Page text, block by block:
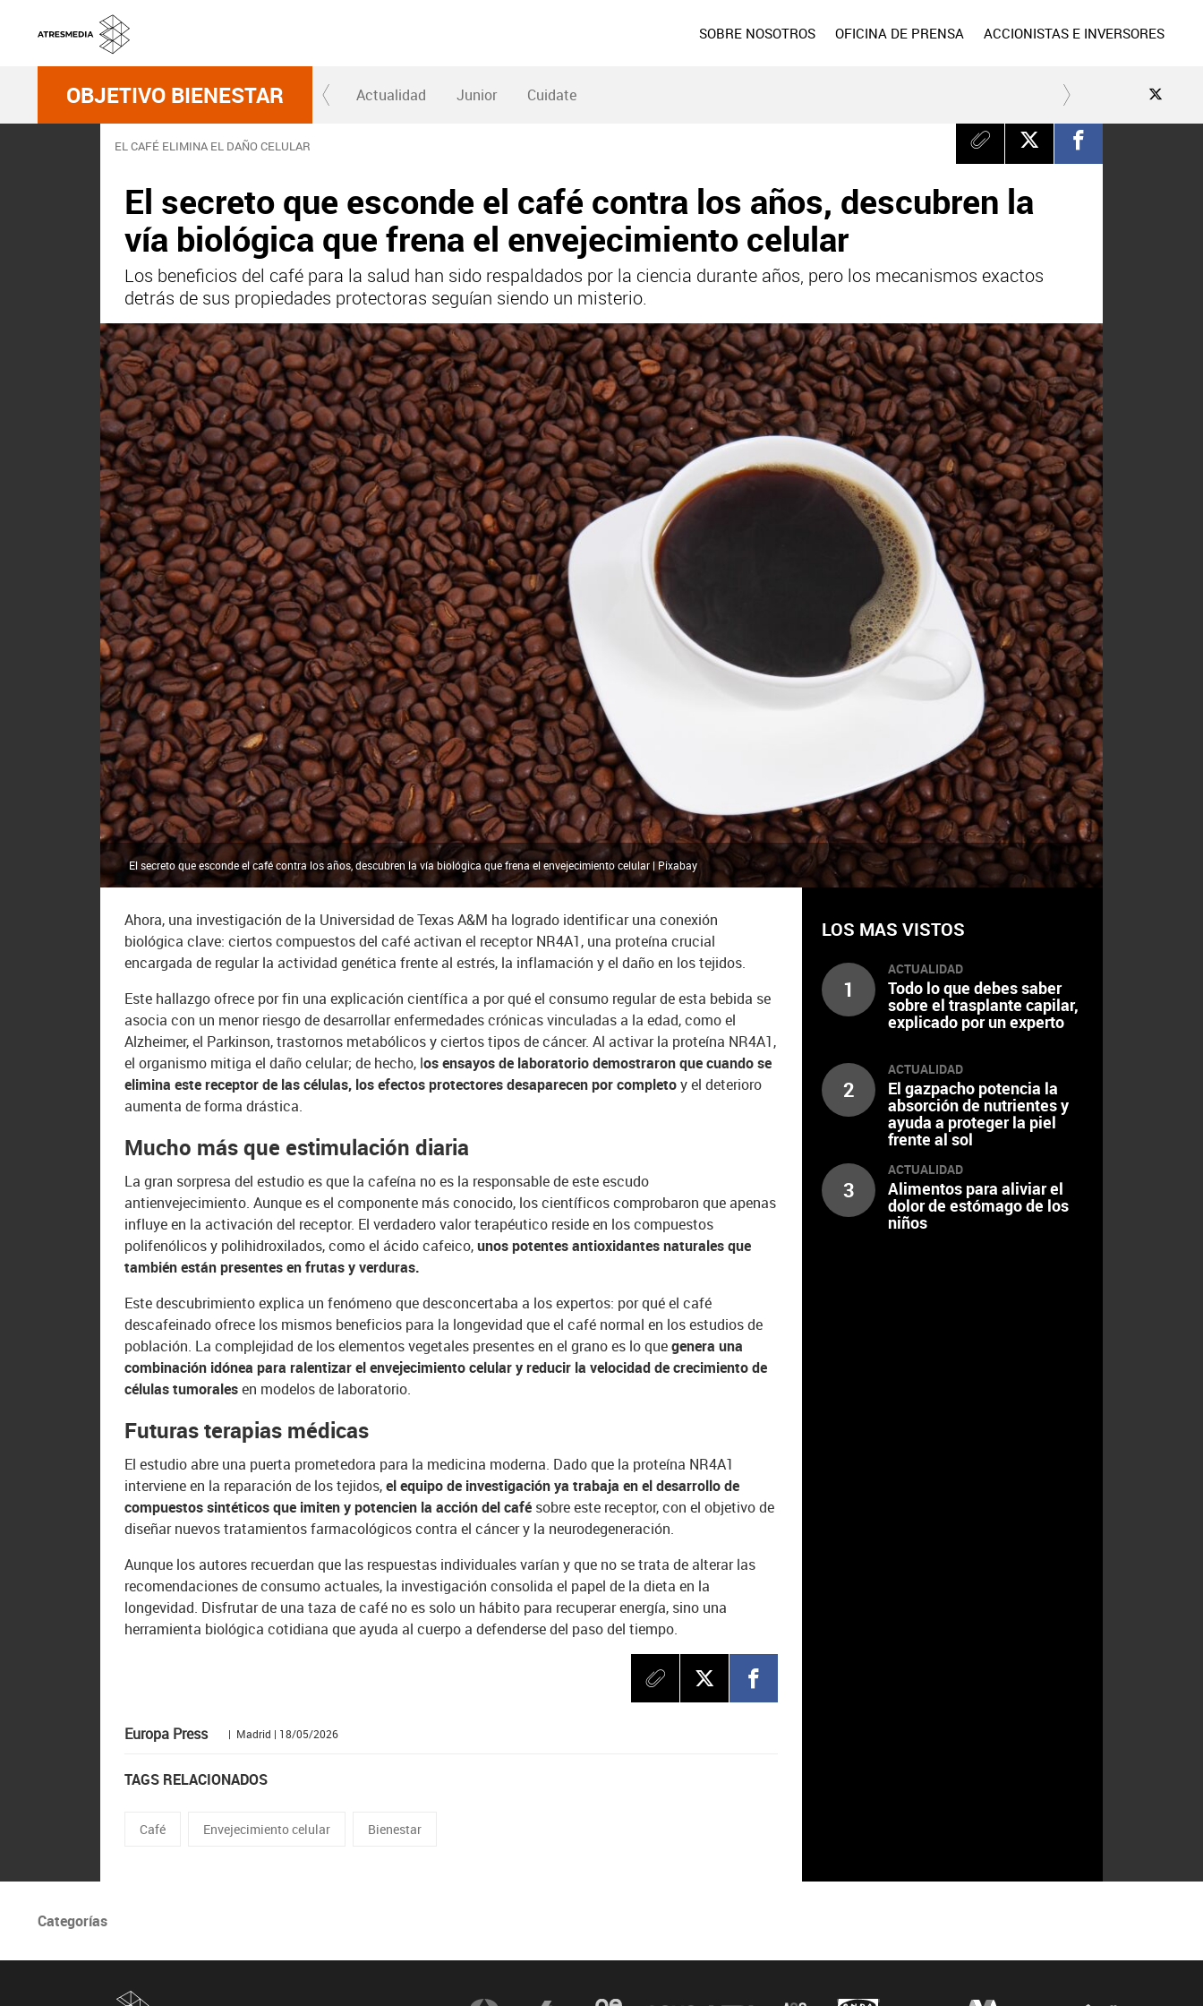
SOBRE NOSOTROS OFICINA DE PRENSA ACCIONISTAS E INVERSORES
OBJETIVO BIENESTAR Actualidad Junior Cuidate
EL CAFÉ ELIMINA EL DAÑO CELULAR
El secreto que esconde el café contra los años, descubren la
vía biológica que frena el envejecimiento celular
Los beneficios del café para la salud han sido respaldados por la ciencia durante años, pero los mecanismos exactos
detrás de sus propiedades protectoras seguían siendo un misterio.
El secreto que esconde el café contra los años, descubren la vía biológica que frena el envejecimiento celular | Pixabay
Ahora, una investigación de la Universidad de Texas A&M ha logrado identificar una conexión
biológica clave: ciertos compuestos del café activan el receptor NR4A1, una proteína crucial
encargada de regular la actividad genética frente al estrés, la inflamación y el daño en los tejidos.
Este hallazgo ofrece por fin una explicación científica a por qué el consumo regular de esta bebida se
asocia con un menor riesgo de desarrollar enfermedades crónicas vinculadas a la edad, como el
Alzheimer, el Parkinson, trastornos metabólicos y ciertos tipos de cáncer. Al activar la proteína NR4A1,
el organismo mitiga el daño celular; de hecho, los ensayos de laboratorio demostraron que cuando se
elimina este receptor de las células, los efectos protectores desaparecen por completoy el deterioro
aumenta de forma drástica.
Mucho más que estimulación diaria
La gran sorpresa del estudio es que la cafeína no es la responsable de este escudo
antienvejecimiento. Aunque es el componente más conocido, los científicos comprobaron que apenas
influye en la activación del receptor. El verdadero valor terapéutico reside en los compuestos
polifenólicos y polihidroxilados, como el ácido cafeico,unos potentes antioxidantes naturales que
también están presentes en frutas y verduras.
Este descubrimiento explica un fenómeno que desconcertaba a los expertos: por qué el café
descafeinado ofrece los mismos beneficios para la longevidad que el café normal en los estudios de
población. La complejidad de los elementos vegetales presentes en el grano es lo quegenera una
combinación idónea para ralentizar el envejecimiento celular y reducir la velocidad de crecimiento de
células tumoralesen modelos de laboratorio.
Futuras terapias médicas
El estudio abre una puerta prometedora para la medicina moderna. Dado que la proteína NR4A1
interviene en la reparación de los tejidos,el equipo de investigación ya trabaja en el desarrollo de
compuestos sintéticos que imiten y potencien la acción del café sobre este receptor, con el objetivo de
diseñar nuevos tratamientos farmacológicos contra el cáncer y la neurodegeneración.
Aunque los autores recuerdan que las respuestas individuales varían y que no se trata de alterar las
recomendaciones de consumo actuales, la investigación consolida el papel de la dieta en la
longevidad. Disfrutar de una taza de café no es solo un hábito para recuperar energía, sino una
herramienta biológica cotidiana que ayuda al cuerpo a defenderse del paso del tiempo.
Europa Press | Madrid | 18/05/2026
TAGS RELACIONADOS
Café Envejecimiento celular Bienestar
LOS MAS VISTOS
1
ACTUALIDAD
Todo lo que debes saber
sobre el trasplante capilar,
explicado por un experto
2
ACTUALIDAD
El gazpacho potencia la
absorción de nutrientes y
ayuda a proteger la piel
frente al sol
3
ACTUALIDAD
Alimentos para aliviar el
dolor de estómago de los
niños
Categorías